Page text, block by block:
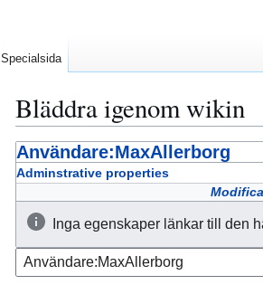
Bläddra igenom wikin
Hoppa
till
Hoppa
till
Användare:MaxAllerborg
Adminstrative properties
Inga egenskaper länkar till den
Specialsida